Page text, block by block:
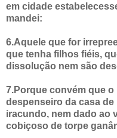
em cidade
mandei:
6.Aquele que for
que tenha filhos fiéis,
dissolução nem são
7.Porque convém que
despenseiro da casa
iracundo, nem dado ao
cobiçoso de torpe